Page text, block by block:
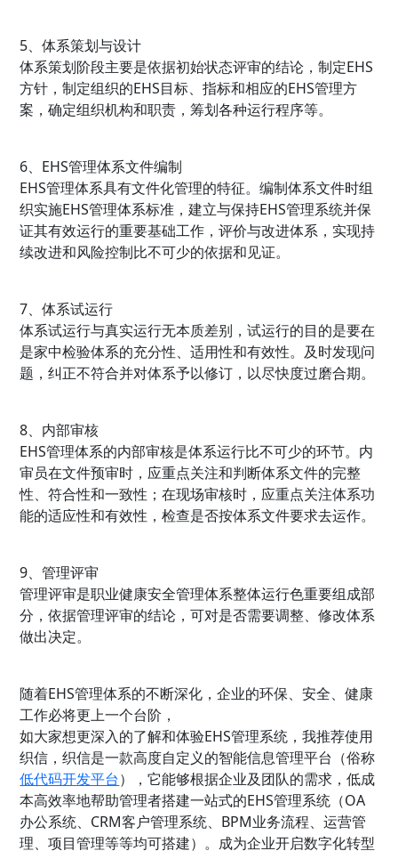
5、体系策划与设计
体系策划阶段主要是依据初始状态评审的结论，制定EHS
方针，制定组织的EHS目标、指标和相应的EHS管理方
案，确定组织机构和职责，筹划各种运行程序等。
6、EHS管理体系文件编制
EHS管理体系具有文件化管理的特征。编制体系文件时组
织实施EHS管理体系标准，建立与保持EHS管理系统并保
证其有效运行的重要基础工作，评价与改进体系，实现持
续改进和风险控制比不可少的依据和见证。
7、体系试运行
体系试运行与真实运行无本质差别，试运行的目的是要在
是家中检验体系的充分性、适用性和有效性。及时发现问
题，纠正不符合并对体系予以修订，以尽快度过磨合期。
8、内部审核
EHS管理体系的内部审核是体系运行比不可少的环节。内
审员在文件预审时，应重点关注和判断体系文件的完整
性、符合性和一致性；在现场审核时，应重点关注体系功
能的适应性和有效性，检查是否按体系文件要求去运作。
9、管理评审
管理评审是职业健康安全管理体系整体运行色重要组成部
分，依据管理评审的结论，可对是否需要调整、修改体系
做出决定。
随着EHS管理体系的不断深化，企业的环保、安全、健康
工作必将更上一个台阶，
如大家想更深入的了解和体验EHS管理系统，我推荐使用
织信，织信是一款高度自定义的智能信息管理平台（俗称
低代码开发平台），它能够根据企业及团队的需求，低成
本高效率地帮助管理者搭建一站式的EHS管理系统（OA
办公系统、CRM客户管理系统、BPM业务流程、运营管
理、项目管理等等均可搭建）。成为企业开启数字化转型